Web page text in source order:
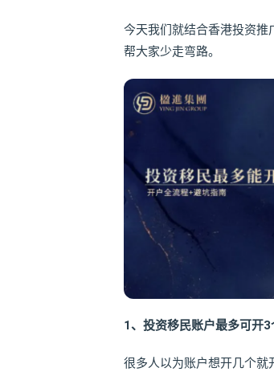
今天我们就结合香港投资推
帮大家少走弯路。
1、投资移民账户最多可开3
很多人以为账户想开几个就